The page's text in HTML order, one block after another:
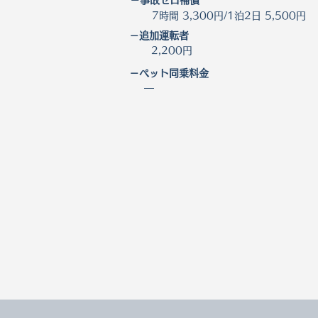
7時間 3,300円/1泊2日 5,500円
－追加運転者
2,200円
－ペット同乗料金
―